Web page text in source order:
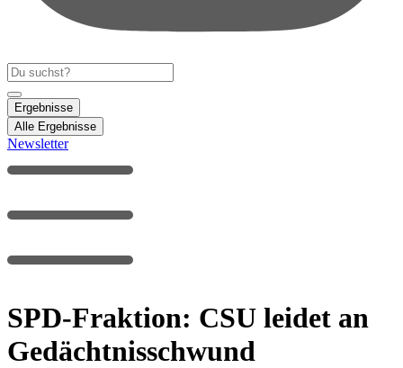
Search
...
Ergebnisse
Alle Ergebnisse
Newsletter
SPD-Fraktion: CSU leidet an
Gedächtnisschwund